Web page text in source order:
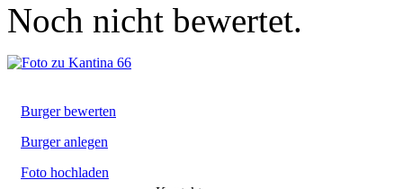
Noch nicht bewertet.
Burger bewerten
Burger anlegen
Foto hochladen